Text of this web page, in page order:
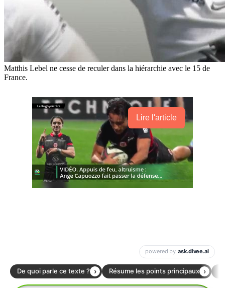
Matthis Lebel ne cesse de reculer dans la hiérarchie avec le 15 de
France.
Lire l'article